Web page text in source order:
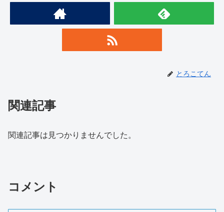
とろこてん
関連記事
関連記事は見つかりませんでした。
コメント